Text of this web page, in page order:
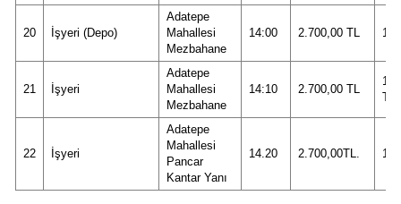
20 İşyeri (Depo)
Adatepe
Mahallesi
Mezbahane
14:00 2.700,00 TL
21 İşyeri
Adatepe
Mahallesi
Mezbahane
14:10 2.700,00 TL
TL
22 İşyeri
Adatepe
Mahallesi
Pancar
Kantar Yanı
14.20 2.700,00TL.